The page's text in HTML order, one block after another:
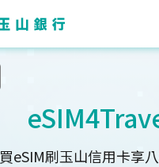
買eSIM刷玉山信用卡享